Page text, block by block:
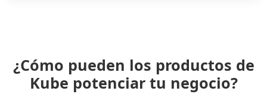
¿Cómo pueden los productos de
Kube potenciar tu negocio?